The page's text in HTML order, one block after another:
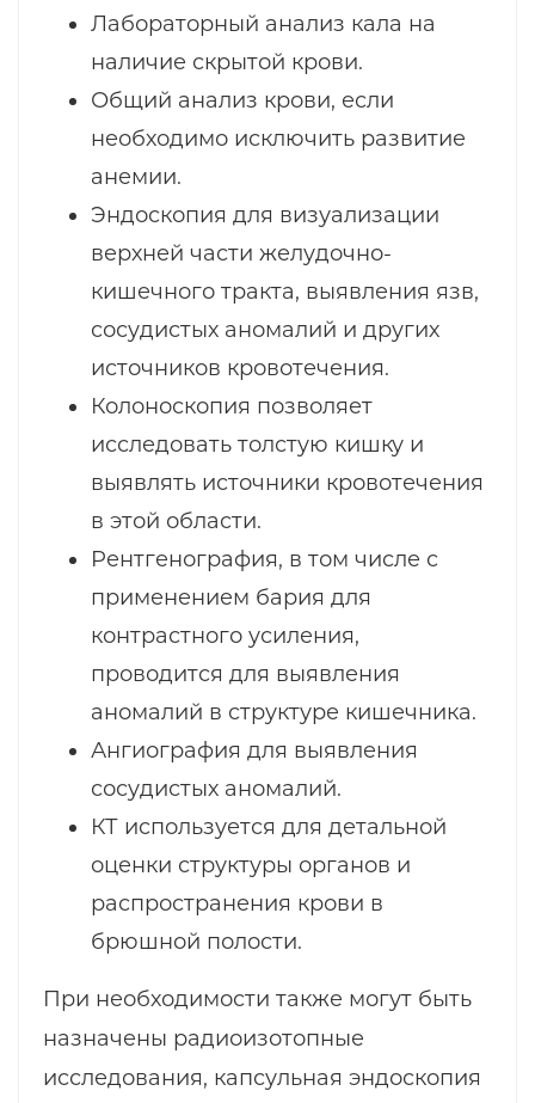
Лабораторный анализ кала на
наличие скрытой крови.
Общий анализ крови, если
необходимо исключить развитие
анемии.
Эндоскопия для визуализации
верхней части желудочно-
кишечного тракта, выявления язв,
сосудистых аномалий и других
источников кровотечения.
Колоноскопия позволяет
исследовать толстую кишку и
выявлять источники кровотечения
в этой области.
Рентгенография, в том числе с
применением бария для
контрастного усиления,
проводится для выявления
аномалий в структуре кишечника.
Ангиография для выявления
сосудистых аномалий.
КТ используется для детальной
оценки структуры органов и
распространения крови в
брюшной полости.
При необходимости также могут быть
назначены радиоизотопные
исследования, капсульная эндоскопия